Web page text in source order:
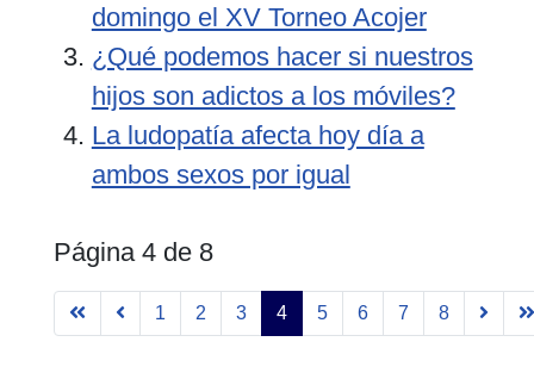
domingo el XV Torneo Acojer
¿Qué podemos hacer si nuestros
hijos son adictos a los móviles?
La ludopatía afecta hoy día a
ambos sexos por igual
Página 4 de 8
1 2 3 4 5 6 7 8